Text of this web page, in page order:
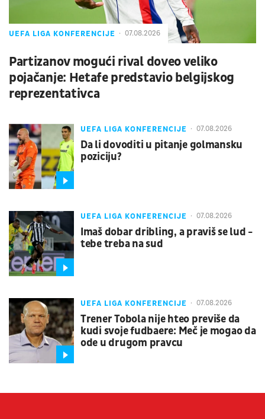
UEFA LIGA KONFERENCIJE 07.08.2026
Partizanov mogući rival doveo veliko
pojačanje: Hetafe predstavio belgijskog
reprezentativca
UEFA LIGA KONFERENCIJE 07.08.2026
Da li dovoditi u pitanje golmansku
poziciju?
UEFA LIGA KONFERENCIJE 07.08.2026
Imaš dobar dribling, a praviš se lud -
tebe treba na sud
UEFA LIGA KONFERENCIJE 07.08.2026
Trener Tobola nije hteo previše da
kudi svoje fudbaere: Meč je mogao da
ode u drugom pravcu